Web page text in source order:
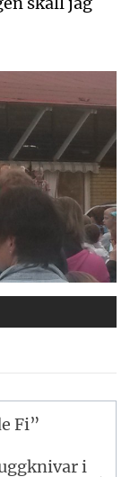
Fi”
i